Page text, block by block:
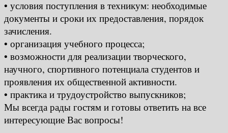
• условия поступления в техникум: необходимые
документы и сроки их предоставления, порядок
зачисления.
• организация учебного процесса;
• возможности для реализации творческого,
научного, спортивного потенциала студентов и
проявления их общественной активности.
• практика и трудоустройство выпускников;
Мы всегда рады гостям и готовы ответить на все
интересующие Вас вопросы!